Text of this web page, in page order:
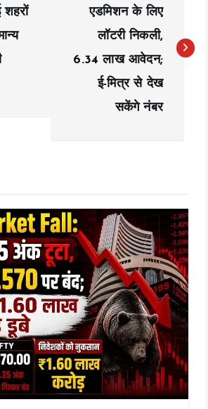
एडमिशन के लिए
लॉटरी निकली,
6.34 लाख आवेदन;
ई-मित्र से देख
सकेंगे नंबर